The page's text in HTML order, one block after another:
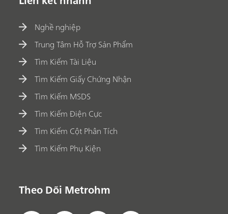
Nghề nghiệp
Trung Tâm Hỗ Trợ Sản Phẩm
Tìm Kiếm Tài Liệu
Tìm Kiếm Giấy Chứng Nhận
Tìm Kiếm MSDS
Tìm Kiếm Điện Cực
Tìm Kiếm Cột Phân Tích
Tìm Kiếm Phụ Kiện
Theo Dõi Metrohm